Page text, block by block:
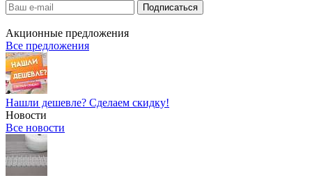
Акционные предложения
Все предложения
Нашли дешевле? Сделаем скидку!
Новости
Все новости